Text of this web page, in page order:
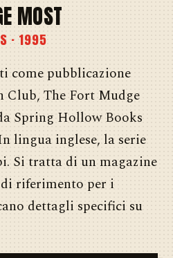
MOST
· 1995
come pubblicazione
Club, The Fort Mudge
Spring Hollow Books
lingua inglese, la serie
Si tratta di un magazine
riferimento per i
dettagli specifici su